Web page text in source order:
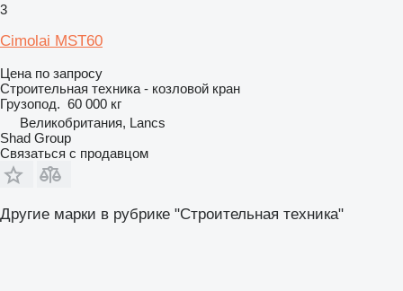
3
Cimolai MST60
Цена по запросу
Строительная техника - козловой кран
Грузопод. 60 000 кг
Великобритания, Lancs
Shad Group
Связаться с продавцом
Другие марки в рубрике "Строительная техника"